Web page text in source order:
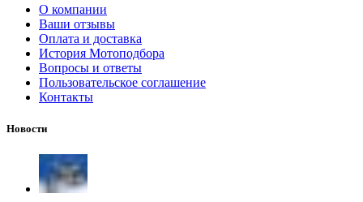
О компании
Ваши отзывы
Оплата и доставка
История Мотоподбора
Вопросы и ответы
Пользовательское соглашение
Контакты
Новости